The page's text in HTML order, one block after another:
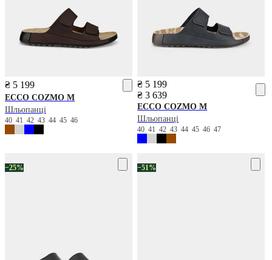
₴ 5 199
ECCO COZMO M
Шльопанці
40 41 42 43 44 45 46
₴ 5 199
₴ 3 639
ECCO COZMO M
Шльопанці
4041424344454647
−25% −51%